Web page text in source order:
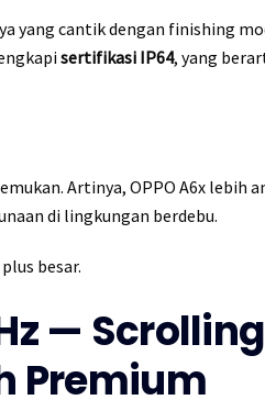
yang cantik dengan finishing
sertifikasi IP64, yang
Artinya, OPPO A6x lebih
di lingkungan berdebu.
besar.
—
Premium